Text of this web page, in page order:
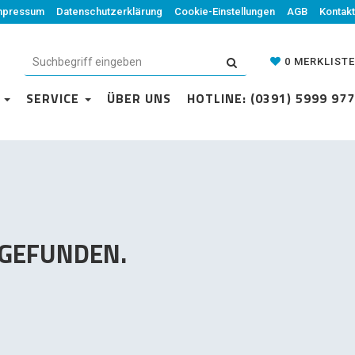
Datenschutzerklärung Cookie-Einstellungen AGB Kontakt
0 MERKLISTE
ÜBER UNS HOTLINE: (0391) 5999 977
Datenschutzerklärung Cookie-Einstellungen AGB Kontakt
0 MERKLISTE
SERVICE ÜBER UNS HOTLINE: (0391) 5999 977